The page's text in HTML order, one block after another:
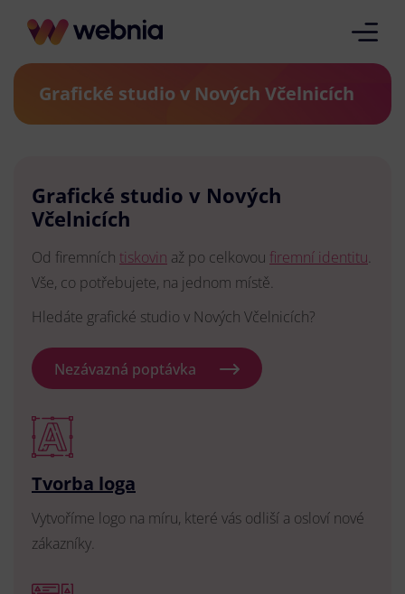
Grafické studio v Nových Včelnicích
Grafické studio v Nových
Včelnicích
Od firemních tiskovin až po celkovou firemní identitu.
Vše, co potřebujete, na jednom místě.
Hledáte grafické studio v Nových Včelnicích?
Nezávazná poptávka
Tvorba loga
Vytvoříme logo na míru, které vás odliší a osloví nové
zákazníky.